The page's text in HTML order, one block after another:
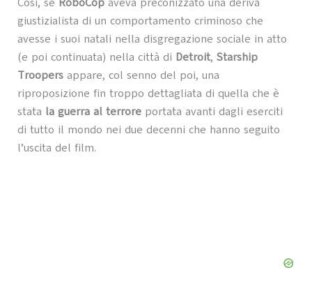
giustizialista di un comportamento criminoso che
avesse i suoi natali nella disgregazione sociale in atto
(e poi continuata) nella città di Detroit, Starship
Troopersappare, col senno del poi, una
riproposizione fin troppo dettagliata di quella che è
stata la guerra al terroreportata avanti dagli eserciti
di tutto il mondo nei due decenni che hanno seguito
l’uscita del film.